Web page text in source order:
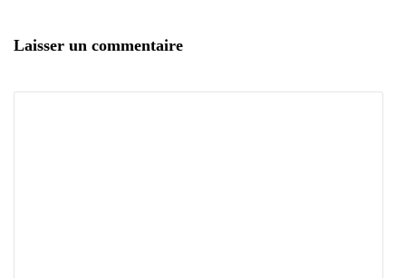
Laisser un commentaire